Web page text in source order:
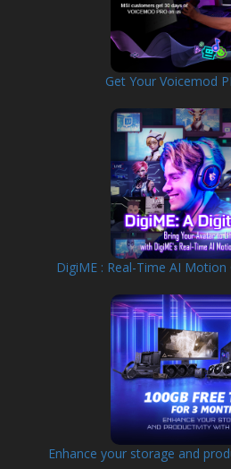
Get Your Voicemod
DigiME : Real-Time AI
Enhance your storage and